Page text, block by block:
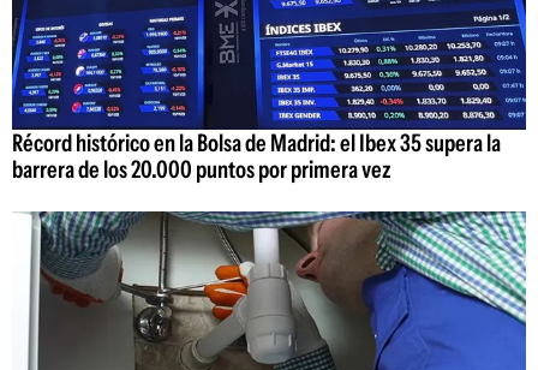
Récord histórico en la Bolsa de Madrid: el Ibex 35 supera la
barrera de los 20.000 puntos por primera vez